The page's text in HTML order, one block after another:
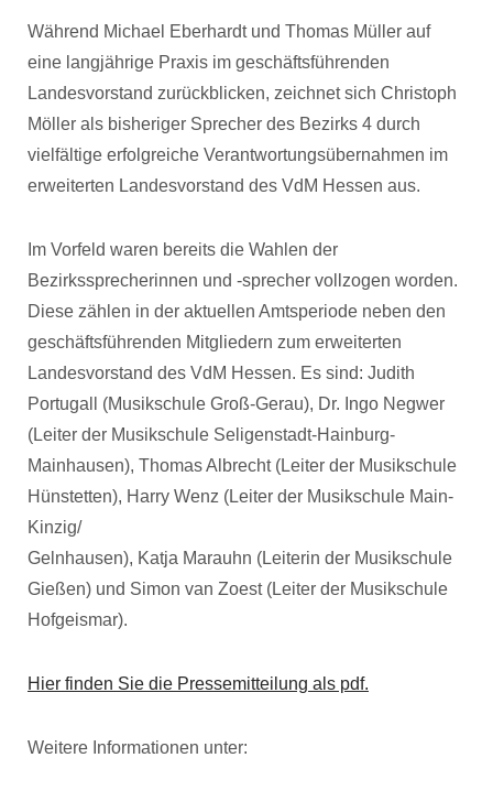
Während Michael Eberhardt und Thomas Müller auf
eine langjährige Praxis im geschäftsführenden
Landesvorstand zurückblicken, zeichnet sich Christoph
Möller als bisheriger Sprecher des Bezirks 4 durch
vielfältige erfolgreiche Verantwortungsübernahmen im
erweiterten Landesvorstand des VdM Hessen aus.
Im Vorfeld waren bereits die Wahlen der
Bezirkssprecherinnen und -sprecher vollzogen worden.
Diese zählen in der aktuellen Amtsperiode neben den
geschäftsführenden Mitgliedern zum erweiterten
Landesvorstand des VdM Hessen. Es sind: Judith
Portugall (Musikschule Groß-Gerau), Dr. Ingo Negwer
(Leiter der Musikschule Seligenstadt-Hainburg-
Mainhausen), Thomas Albrecht (Leiter der Musikschule
Hünstetten), Harry Wenz (Leiter der Musikschule Main-
Kinzig/
Gelnhausen), Katja Marauhn (Leiterin der Musikschule
Gießen) und Simon van Zoest (Leiter der Musikschule
Hofgeismar).
Hier finden Sie die Pressemitteilung als pdf.
Weitere Informationen unter: